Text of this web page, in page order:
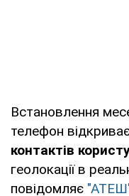
Встановлення
телефон
контактів
геолокації в
повідомляє